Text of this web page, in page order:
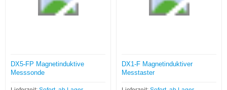
DX5-FP Magnetinduktive
Messsonde
DX1-F Magnetinduktiver
Messtaster